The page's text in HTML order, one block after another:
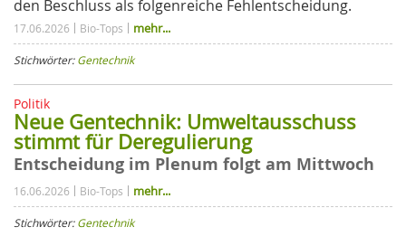
den Beschluss als folgenreiche Fehlentscheidung.
17.06.2026 Bio-Tops mehr...
Stichwörter:Gentechnik
Politik
Neue Gentechnik: Umweltausschuss
stimmt für Deregulierung
Entscheidung im Plenum folgt am Mittwoch
16.06.2026 Bio-Tops mehr...
Stichwörter:Gentechnik